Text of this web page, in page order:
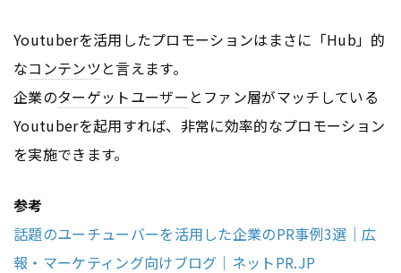
Youtuberを活用したプロモーションはまさに「Hub」的
なコンテンツと言えます。
企業のターゲットユーザー とファン層がマッチしている
Youtuberを起用すれば、非常に効率的なプロモーション
を実施できます。
参考
話題のユーチューバーを活用した企業のPR事例3選｜広
報・マーケティング向けブログ｜ネットPR.JP